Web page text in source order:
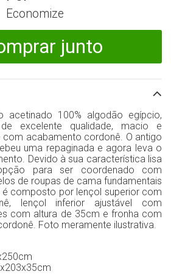
Economize
junto
acetinado 100% algodão egípcio,
excelente qualidade, macio e
acabamento cordonê. O antigo
uma repaginada e agora leva o
Devido à sua característica lisa
para ser coordenado com
de roupas de cama fundamentais
é composto por lençol superior com
lençol inferior ajustável com
com altura de 35cm e fronha com
Foto meramente ilustrativa.